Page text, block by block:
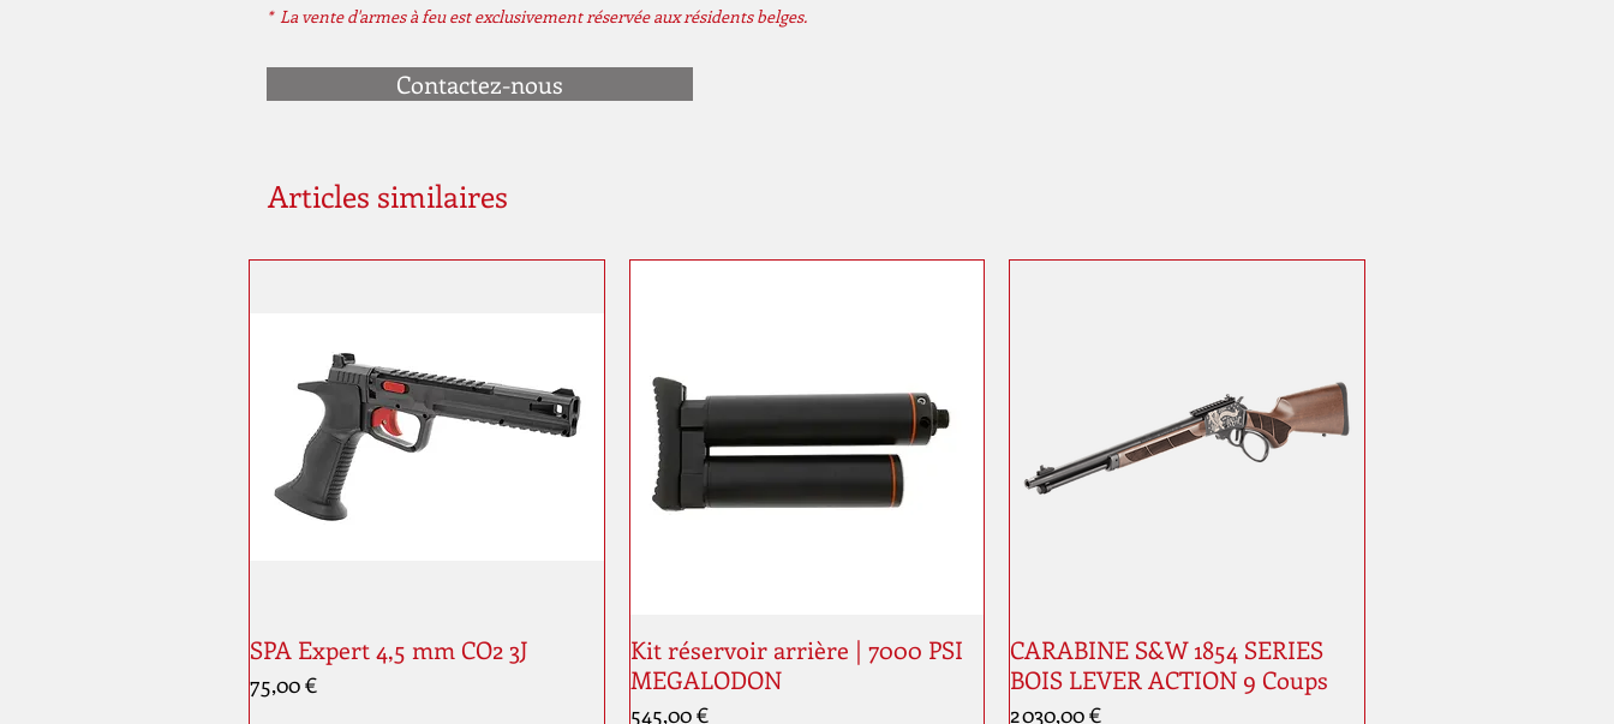
* La vente d'armes à feu est exclusivement réservée aux résidents belges.
Contactez-nous
Articles similaires
SPA Expert 4,5 mm CO2 3J
Prix
75,00 €
Kit réservoir arrière | 7000 PSI
MEGALODON
Prix
545,00 €
CARABINE S&W 1854 SERIES
BOIS LEVER ACTION 9 Coups
Prix
2 030,00 €